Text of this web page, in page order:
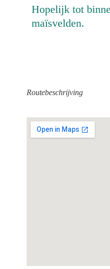
Hopelijk tot
maïsvelden.
Routebeschrijving